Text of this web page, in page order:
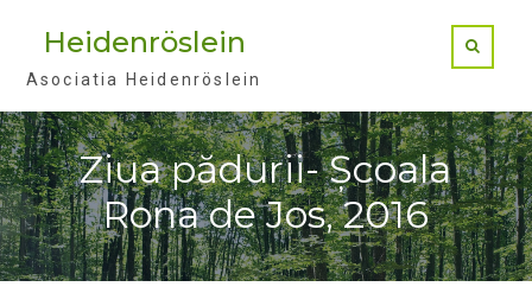
Heidenröslein
Asociatia Heidenröslein
Ziua pădurii- Școala
Rona de Jos, 2016